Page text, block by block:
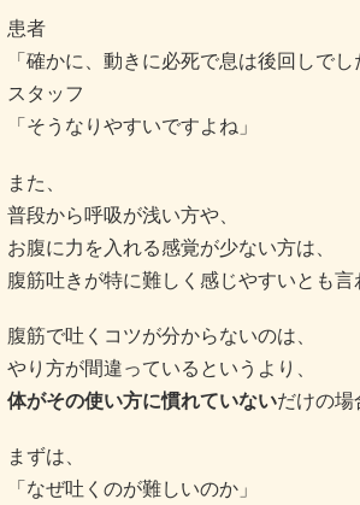
患者
「確かに、動きに必死で息は後回しでし
スタッフ
「そうなりやすいですよね」
また、
普段から呼吸が浅い方や、
お腹に力を入れる感覚が少ない方は、
腹筋吐きが特に難しく感じやすいとも言
腹筋で吐くコツが分からないのは、
やり方が間違っているというより、
体がその使い方に慣れていないだけの場
まずは、
「なぜ吐くのが難しいのか」